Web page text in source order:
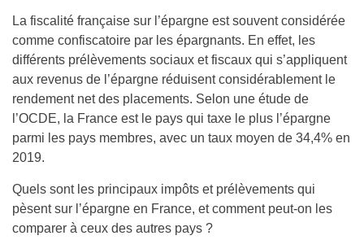
La fiscalité française sur l’épargne est souvent considérée
comme confiscatoire par les épargnants. En effet, les
différents prélèvements sociaux et fiscaux qui s’appliquent
aux revenus de l’épargne réduisent considérablement le
rendement net des placements. Selon une étude de
l’OCDE, la France est le pays qui taxe le plus l’épargne
parmi les pays membres, avec un taux moyen de 34,4% en
2019.
Quels sont les principaux impôts et prélèvements qui
pèsent sur l’épargne en France, et comment peut-on les
comparer à ceux des autres pays ?